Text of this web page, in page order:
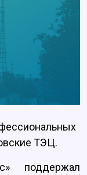
ТЭЦ.
поддержал